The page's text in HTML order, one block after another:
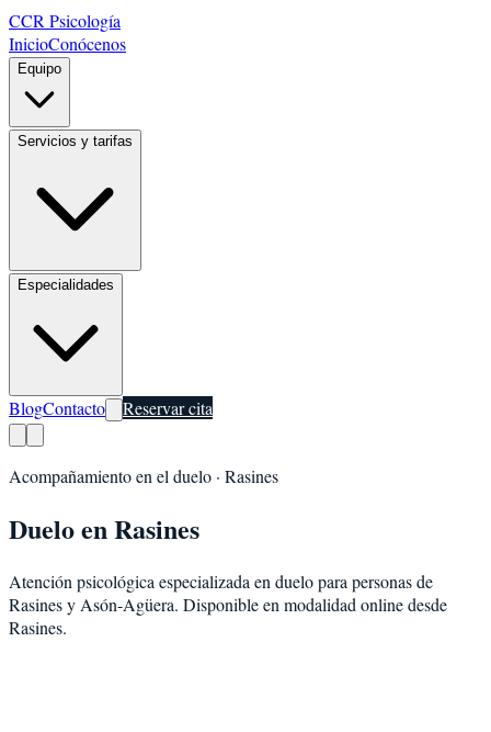
CCR Psicología
InicioConócenos
Equipo
Servicios y tarifas
Especialidades
BlogContacto Reservar cita
Acompañamiento en el duelo · Rasines
DueloenRasines
Atención psicológica especializada en duelopara personas de
Rasinesy Asón-Agüera. Disponible en modalidad online desde
Rasines.